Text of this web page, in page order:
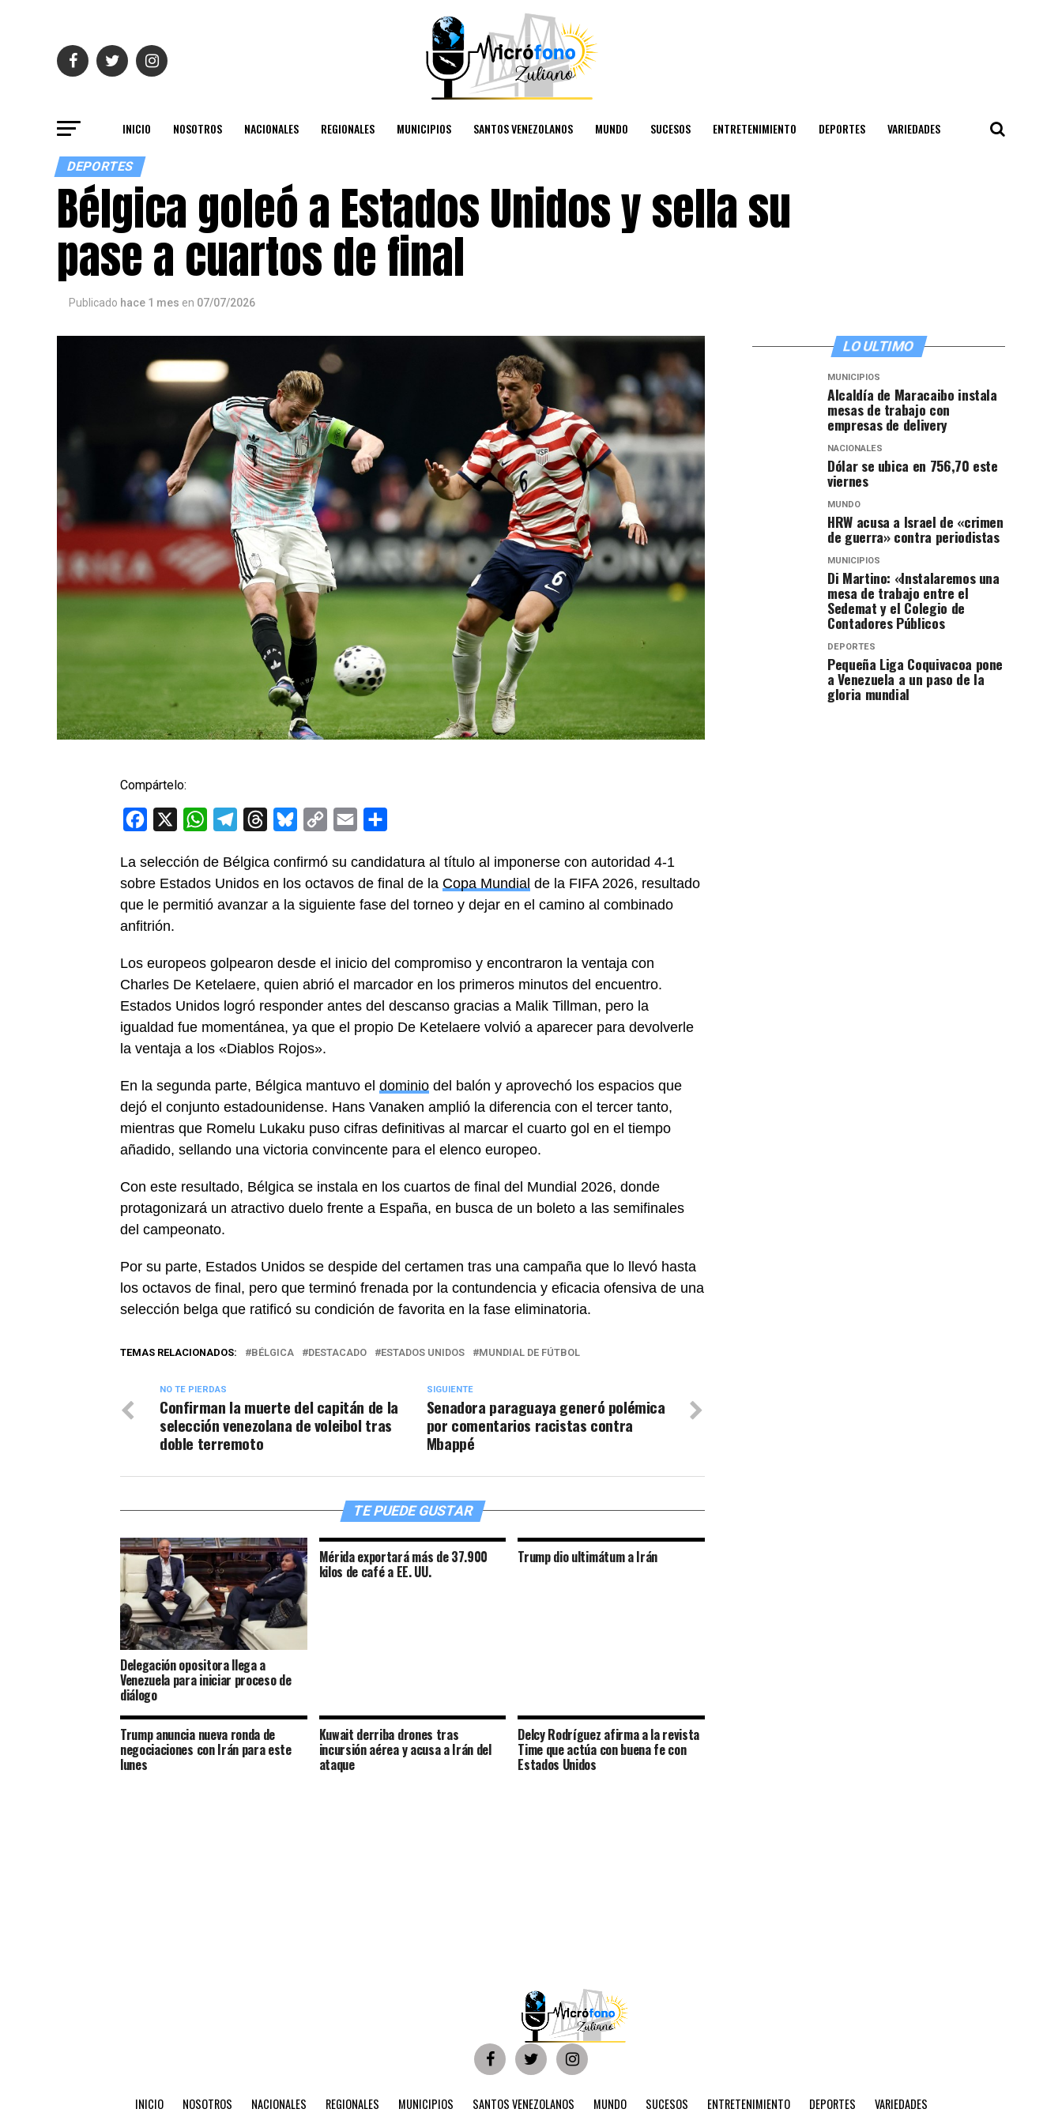
INICIO NOSOTROS NACIONALES REGIONALES MUNICIPIOS SANTOS VENEZOLANOS MUNDO SUCESOS ENTRETENIMIENTO DEPORTES VARIEDADES
DEPORTES
Bélgica goleó a Estados Unidos y sella su
pase a cuartos de final
Publicado hace 1 mes en 07/07/2026
Compártelo:
Facebook WhatsAppTelegramThreadsBlueskyCopy
Email
La selección de Bélgica confirmó su candidatura al título al imponerse con autoridad 4-1
sobre Estados Unidos en los octavos de final de la Copa Mundial de la FIFA 2026, resultado
que le permitió avanzar a la siguiente fase del torneo y dejar en el camino al combinado
anfitrión.
Los europeos golpearon desde el inicio del compromiso y encontraron la ventaja con
Charles De Ketelaere, quien abrió el marcador en los primeros minutos del encuentro.
Estados Unidos logró responder antes del descanso gracias a Malik Tillman, pero la
igualdad fue momentánea, ya que el propio De Ketelaere volvió a aparecer para devolverle
la ventaja a los «Diablos Rojos».
En la segunda parte, Bélgica mantuvo el dominio del balón y aprovechó los espacios que
dejó el conjunto estadounidense. Hans Vanaken amplió la diferencia con el tercer tanto,
mientras que Romelu Lukaku puso cifras definitivas al marcar el cuarto gol en el tiempo
añadido, sellando una victoria convincente para el elenco europeo.
Con este resultado, Bélgica se instala en los cuartos de final del Mundial 2026, donde
protagonizará un atractivo duelo frente a España, en busca de un boleto a las semifinales
del campeonato.
Por su parte, Estados Unidos se despide del certamen tras una campaña que lo llevó hasta
los octavos de final, pero que terminó frenada por la contundencia y eficacia ofensiva de una
selección belga que ratificó su condición de favorita en la fase eliminatoria.
TEMAS RELACIONADOS: BÉLGICA DESTACADO ESTADOS UNIDOS MUNDIAL DE FÚTBOL
SIGUIENTE
Senadora paraguaya generó polémica
por comentarios racistas contra
Mbappé
NO TE PIERDAS
Confirman la muerte del capitán de la
selección venezolana de voleibol tras
doble terremoto
TE PUEDE GUSTAR
Delegación opositora llega a
Venezuela para iniciar proceso de
diálogo
Mérida exportará más de 37.900
kilos de café a EE. UU.
Trump dio ultimátum a Irán
Trump anuncia nueva ronda de
negociaciones con Irán para este
lunes
Kuwait derriba drones tras
incursión aérea y acusa a Irán del
ataque
Delcy Rodríguez afirma a la revista
Time que actúa con buena fe con
Estados Unidos
LO ULTIMO
MUNICIPIOS
Alcaldía de Maracaibo instala
mesas de trabajo con
empresas de delivery
NACIONALES
Dólar se ubica en 756,70 este
viernes
MUNDO
HRW acusa a Israel de «crimen
de guerra» contra periodistas
MUNICIPIOS
Di Martino: «Instalaremos una
mesa de trabajo entre el
Sedemat y el Colegio de
Contadores Públicos
DEPORTES
Pequeña Liga Coquivacoa pone
a Venezuela a un paso de la
gloria mundial
INICIO NOSOTROS NACIONALES REGIONALES MUNICIPIOS SANTOS VENEZOLANOS MUNDO SUCESOS ENTRETENIMIENTO DEPORTES VARIEDADES